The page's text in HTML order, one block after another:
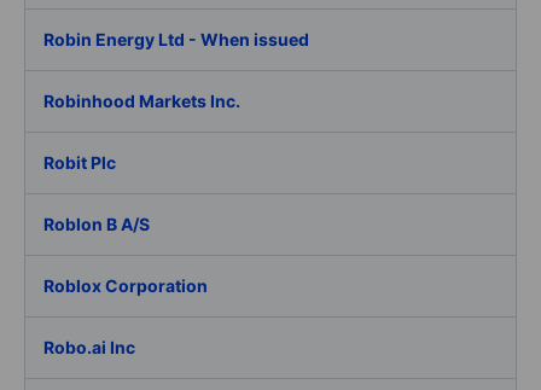
Robin Energy Ltd - When issued
Robinhood Markets Inc.
Robit Plc
Roblon B A/S
Roblox Corporation
Robo.ai Inc